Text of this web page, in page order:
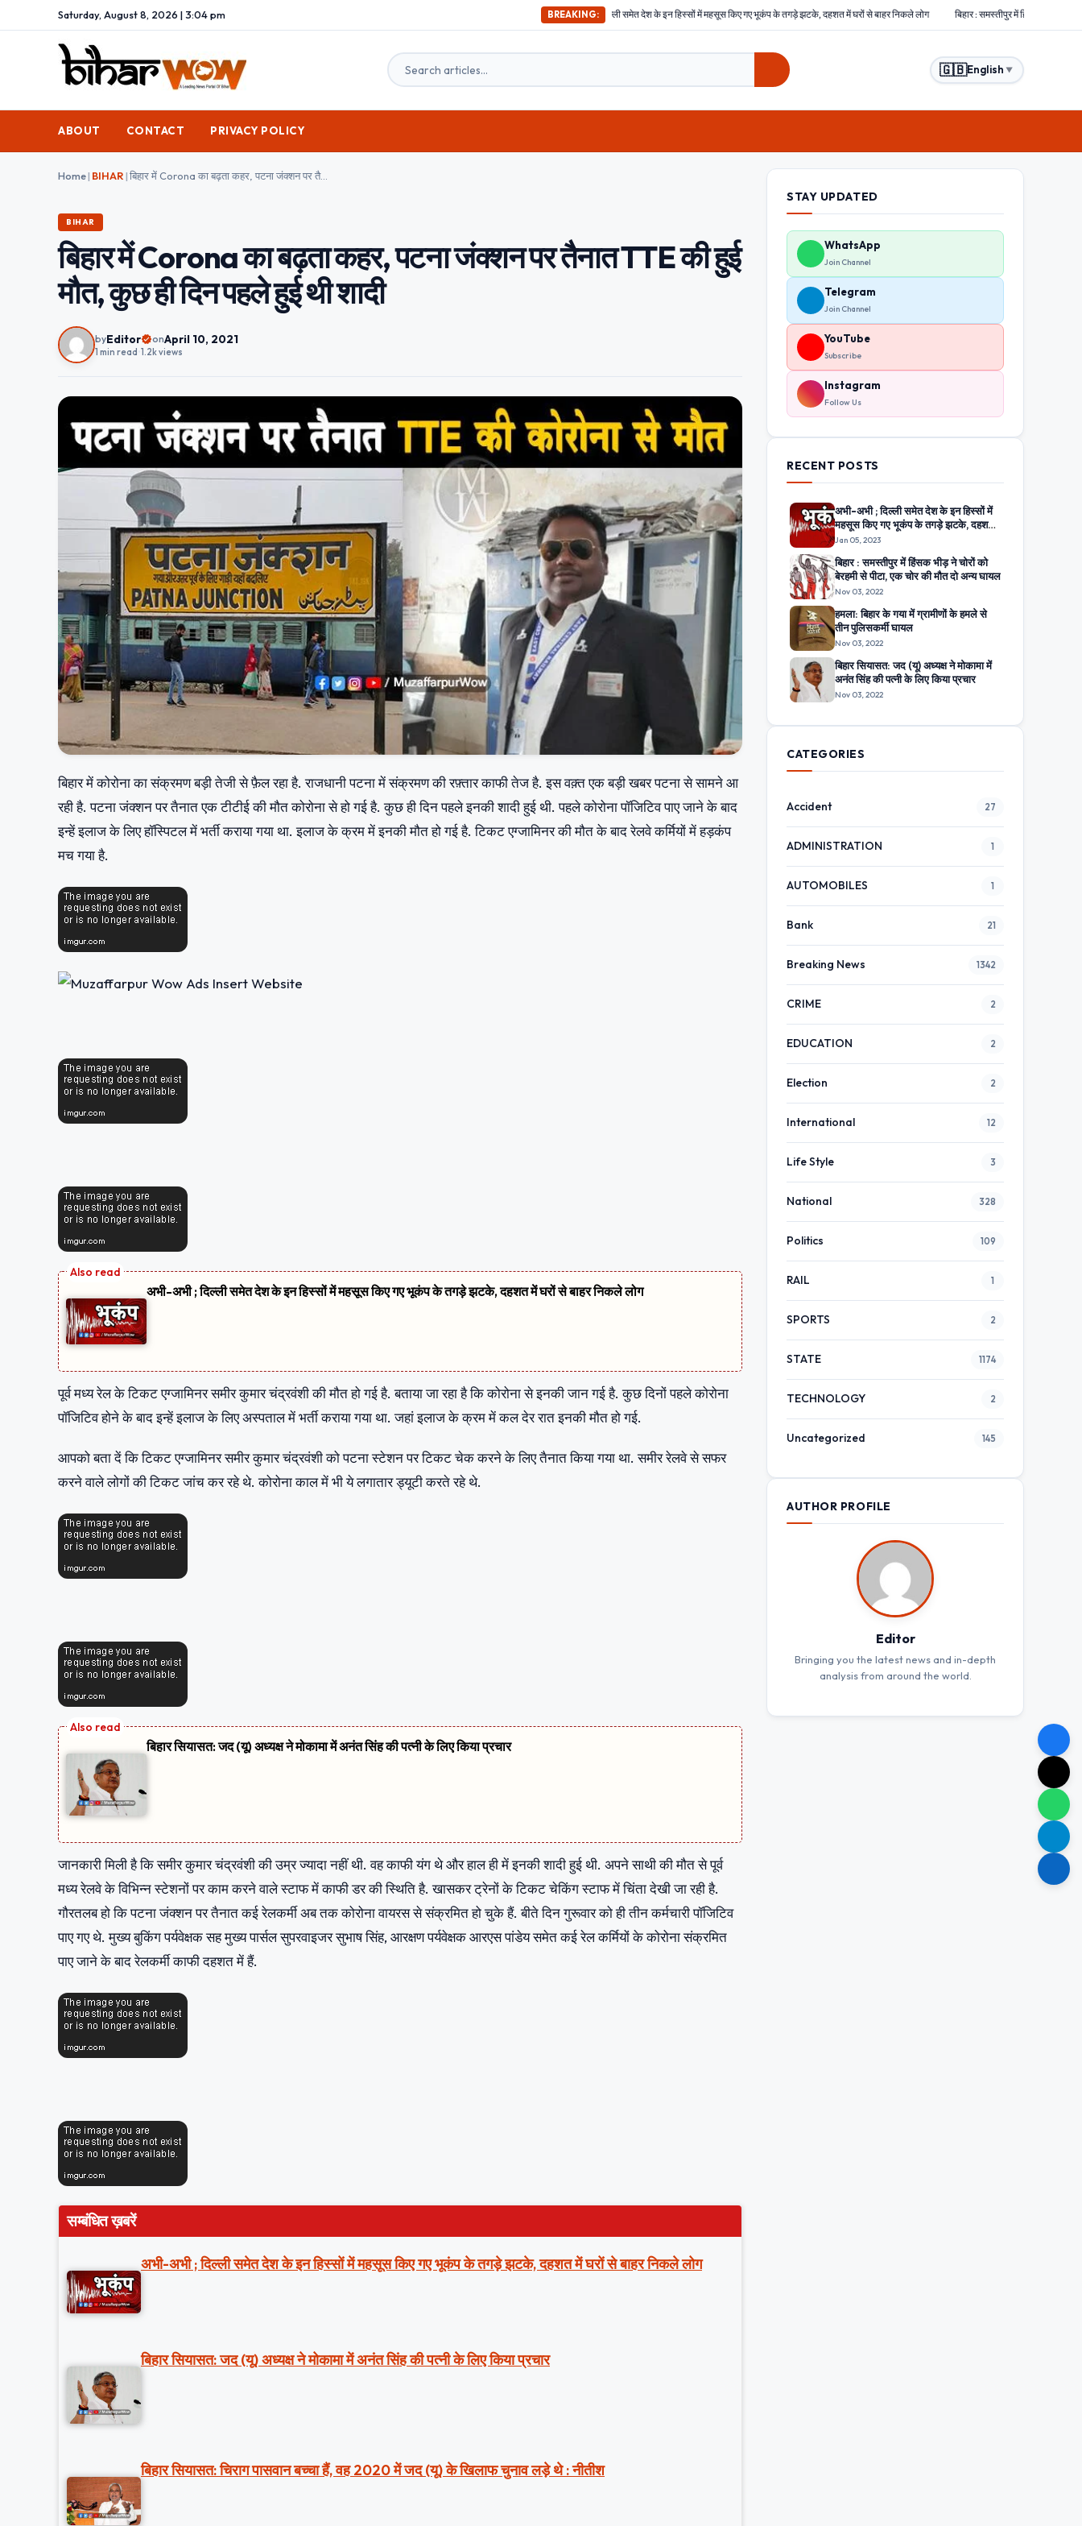
Saturday, August 8, 2026 | 3:04 pm BREAKING:
अभी-अभी ; दिल्ली समेत देश के इन हिस्सों में महसूस किए गए भूकंप के तगड़े झटके, दहशत में घरों से बाहर निकले लोग बिहार : समस्तीपुर में हिंसक भीड़ ने चोरों को बेरहमी से पीटा, एक चोर
🇬🇧English ▼
ABOUT CONTACT PRIVACY POLICY
Home| BIHAR| बिहार में Corona का बढ़ता कहर, पटना जंक्शन पर तैनात TTE की हुई मौत, कुछ ही दिन पहले हुई थी शादी
BIHAR
बिहार में Corona का बढ़ता कहर, पटना जंक्शन पर तैनात TTE की हुई
मौत, कुछ ही दिन पहले हुई थी शादी
byEditor onApril 10, 2021
1 min read 1.2k views
बिहार में कोरोना का संक्रमण बड़ी तेजी से फ़ैल रहा है. राजधानी पटना में संक्रमण की रफ़्तार काफी तेज है. इस वक़्त एक बड़ी खबर पटना से सामने आ
रही है. पटना जंक्शन पर तैनात एक टीटीई की मौत कोरोना से हो गई है. कुछ ही दिन पहले इनकी शादी हुई थी. पहले कोरोना पॉजिटिव पाए जाने के बाद
इन्हें इलाज के लिए हॉस्पिटल में भर्ती कराया गया था. इलाज के क्रम में इनकी मौत हो गई है. टिकट एग्जामिनर की मौत के बाद रेलवे कर्मियों में हड़कंप
मच गया है.
अभी-अभी ; दिल्ली समेत देश के इन हिस्सों में महसूस किए गए भूकंप के तगड़े झटके, दहशत में घरों से बाहर निकले लोग
पूर्व मध्य रेल के टिकट एग्जामिनर समीर कुमार चंद्रवंशी की मौत हो गई है. बताया जा रहा है कि कोरोना से इनकी जान गई है. कुछ दिनों पहले कोरोना
पॉजिटिव होने के बाद इन्हें इलाज के लिए अस्पताल में भर्ती कराया गया था. जहां इलाज के क्रम में कल देर रात इनकी मौत हो गई.
आपको बता दें कि टिकट एग्जामिनर समीर कुमार चंद्रवंशी को पटना स्टेशन पर टिकट चेक करने के लिए तैनात किया गया था. समीर रेलवे से सफर
करने वाले लोगों की टिकट जांच कर रहे थे. कोरोना काल में भी ये लगातार ड्यूटी करते रहे थे.
बिहार सियासत: जद (यू) अध्यक्ष ने मोकामा में अनंत सिंह की पत्नी के लिए किया प्रचार
जानकारी मिली है कि समीर कुमार चंद्रवंशी की उम्र ज्यादा नहीं थी. वह काफी यंग थे और हाल ही में इनकी शादी हुई थी. अपने साथी की मौत से पूर्व
मध्‍य रेलवे के विभ‍िन्‍न स्‍टेशनों पर काम करने वाले स्‍टाफ में काफी डर की स्थिति है. खासकर ट्रेनों के टिकट चेकिंग स्‍टाफ में चि‍ंता देखी जा रही है.
गौरतलब हो कि पटना जंक्‍शन पर तैनात कई रेलकर्मी अब तक कोरोना वायरस से संक्रमित हो चुके हैं. बीते दिन गुरूवार को ही तीन कर्मचारी पॉजिटिव
पाए गए थे. मुख्‍य बुकिंग पर्यवेक्षक सह मुख्‍य पार्सल सुपरवाइजर सुभाष सिंह, आरक्षण पर्यवेक्षक आरएस पांडेय समेत कई रेल कर्मियों के कोरोना संक्रमित
पाए जाने के बाद रेलकर्मी काफी दहशत में हैं.
सम्बंधित ख़बरें
अभी-अभी ; दिल्ली समेत देश के इन हिस्सों में महसूस किए गए भूकंप के तगड़े झटके, दहशत में घरों से बाहर निकले लोग
बिहार सियासत: जद (यू) अध्यक्ष ने मोकामा में अनंत सिंह की पत्नी के लिए किया प्रचार
बिहार सियासत: चिराग पासवान बच्चा हैं, वह 2020 में जद (यू) के खिलाफ चुनाव लड़े थे : नीतीश
STAY UPDATED
WhatsApp
Join Channel
Telegram
Join Channel
YouTube
Subscribe
Instagram
Follow Us
RECENT POSTS
अभी-अभी ; दिल्ली समेत देश के इन हिस्सों में
महसूस किए गए भूकंप के तगड़े झटके, दहशत
में घरों से बाहर निकले लोग
Jan 05, 2023
बिहार : समस्तीपुर में हिंसक भीड़ ने चोरों को
बेरहमी से पीटा, एक चोर की मौत दो अन्य घायल
Nov 03, 2022
हमला: बिहार के गया में ग्रामीणों के हमले से
तीन पुलिसकर्मी घायल
Nov 03, 2022
बिहार सियासत: जद (यू) अध्यक्ष ने मोकामा में
अनंत सिंह की पत्नी के लिए किया प्रचार
Nov 03, 2022
CATEGORIES
Accident 27
ADMINISTRATION 1
AUTOMOBILES 1
Bank 21
Breaking News 1342
CRIME 2
EDUCATION 2
Election 2
International 12
Life Style 3
National 328
Politics 109
RAIL 1
SPORTS 2
STATE 1174
TECHNOLOGY 2
Uncategorized 145
AUTHOR PROFILE
Editor
Bringing you the latest news and in-depth
analysis from around the world.